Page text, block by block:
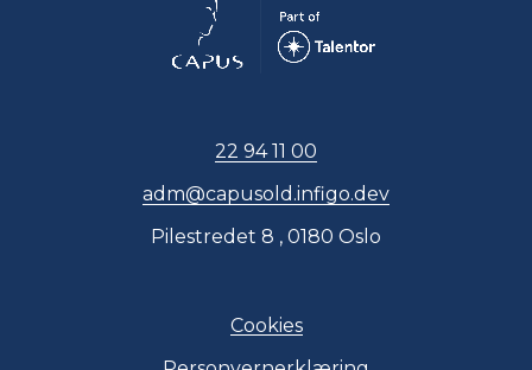
22 94 11 00
adm@capusold.infigo.dev
Pilestredet 8 , 0180 Oslo
Cookies